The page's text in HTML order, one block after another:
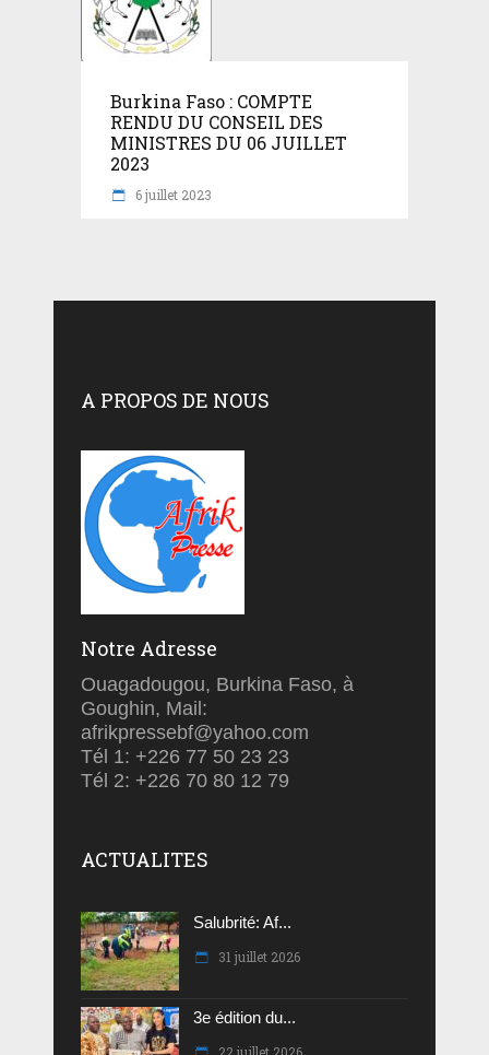
Burkina Faso : COMPTE
RENDU DU CONSEIL DES
MINISTRES DU 06 JUILLET
2023
6 juillet 2023
A PROPOS DE NOUS
Notre Adresse
Ouagadougou, Burkina Faso, à
Goughin, Mail:
afrikpressebf@yahoo.com
Tél 1: +226 77 50 23 23
Tél 2: +226 70 80 12 79
ACTUALITES
Salubrité: Af...
31 juillet 2026
3e édition du...